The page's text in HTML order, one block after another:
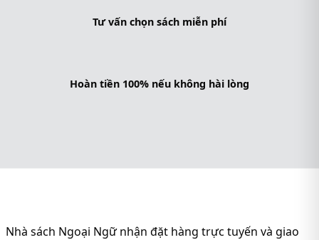
Tư vấn chọn sách miễn phí
Hoàn tiền 100% nếu không hài lòng
Nhà sách Ngoại Ngữ nhận đặt hàng trực tuyến và giao